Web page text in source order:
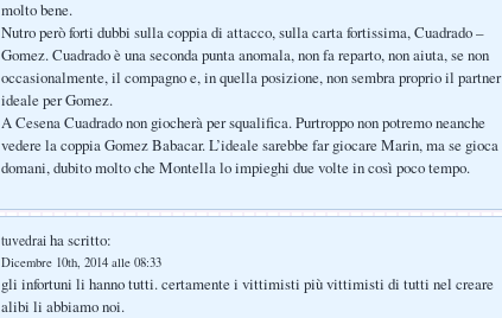
molto bene.
Nutro però forti dubbi sulla coppia di attacco, sulla carta fortissima, Cuadrado –
Gomez. Cuadrado è una seconda punta anomala, non fa reparto, non aiuta, se non
occasionalmente, il compagno e, in quella posizione, non sembra proprio il partner
ideale per Gomez.
A Cesena Cuadrado non giocherà per squalifica. Purtroppo non potremo neanche
vedere la coppia Gomez Babacar. L’ideale sarebbe far giocare Marin, ma se gioca
domani, dubito molto che Montella lo impieghi due volte in così poco tempo.
tuvedrai ha scritto:
Dicembre 10th, 2014 alle 08:33
gli infortuni li hanno tutti. certamente i vittimisti più vittimisti di tutti nel creare
alibi li abbiamo noi.